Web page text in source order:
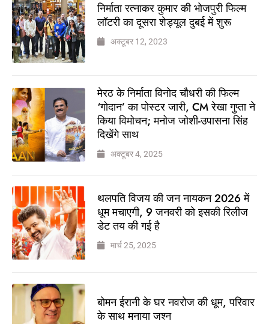
निर्माता रत्नाकर कुमार की भोजपुरी फिल्म
लॉटरी का दूसरा शेड्यूल दुबई में शुरू
अक्टूबर 12, 2023
मेरठ के निर्माता विनोद चौधरी की फिल्म
‘गोदान’ का पोस्टर जारी, CM रेखा गुप्ता ने
किया विमोचन; मनोज जोशी-उपासना सिंह
दिखेंगे साथ
अक्टूबर 4, 2025
थलपति विजय की जन नायकन 2026 में
धूम मचाएगी, 9 जनवरी को इसकी रिलीज
डेट तय की गई है
मार्च 25, 2025
बोमन ईरानी के घर नवरोज की धूम, परिवार
के साथ मनाया जश्न